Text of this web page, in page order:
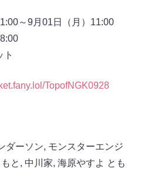
～9月01日（月）11:00
ト
TopofNGK0928
ダーソン, モンスターエンジ
と , 中川家, 海原やすよ とも